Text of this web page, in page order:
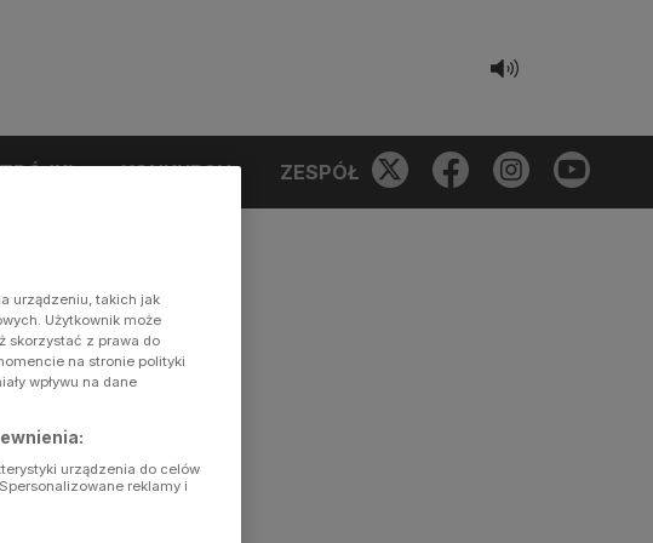
KONKURSY ZESPÓŁ
urządzeniu, takich jak
Użytkownik może
skorzystać z prawa do
na stronie polityki
wpływu na dane
urządzenia do celów
reklamy i